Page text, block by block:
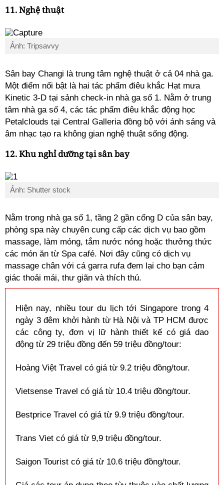
11. Nghệ thuật
Ảnh: Tripsavvy
Sân bay Changi là trung tâm nghệ thuật ở cả 04 nhà ga.
Một điểm nổi bật là hai tác phẩm điêu khắc Hạt mưa
Kinetic 3-D tại sảnh check-in nhà ga số 1. Nằm ở trung
tâm nhà ga số 4, các tác phẩm điêu khắc động học
Petalclouds tại Central Galleria đồng bộ với ánh sáng và
âm nhạc tạo ra không gian nghệ thuật sống động.
12. Khu nghỉ dưỡng tại sân bay
Ảnh: Shutter stock
Nằm trong nhà ga số 1, tầng 2 gần cổng D của sân bay,
phòng spa này chuyên cung cấp các dịch vụ bao gồm
massage, làm móng, tắm nước nóng hoặc thưởng thức
các món ăn từ Spa café. Nơi đây cũng có dịch vụ
massage chân với cá garra rufa đem lại cho bạn cảm
giác thoải mái, thư giãn và thích thú.
Hiện nay, nhiều tour du lịch tới Singapore trong 4
ngày 3 đêm khởi hành từ Hà Nội và TP HCM được
các công ty, đơn vị lữ hành thiết kế có giá dao
động từ 29 triệu đồng đến 59 triệu đồng/tour:
Hoàng Việt Travel có giá từ 9.2 triệu đồng/tour.
Vietsense Travel có giá từ 10.4 triệu đồng/tour.
Bestprice Travel có giá từ 9.9 triệu đồng/tour.
Trans Viet có giá từ 9,9 triệu đồng/tour.
Saigon Tourist có giá từ 10.6 triệu đồng/tour.